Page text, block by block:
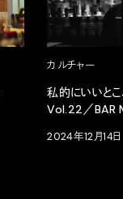
カルチャー
私的にいいとこ
Vol.22／BAR
2024年12月14日